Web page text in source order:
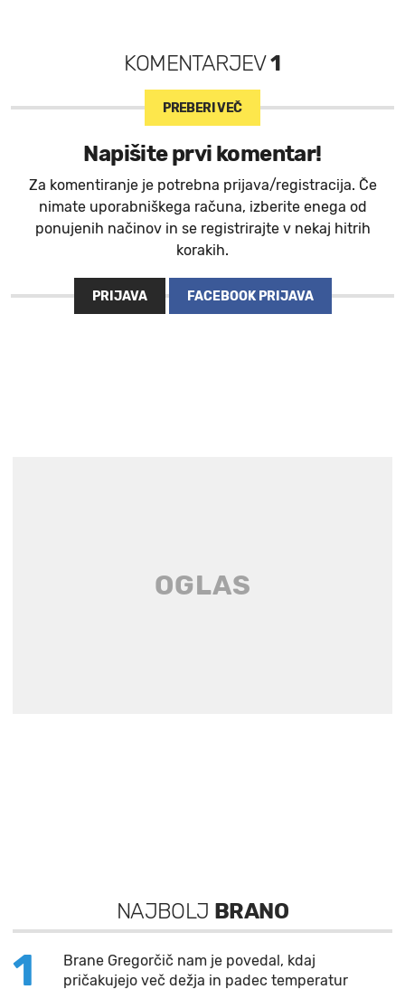
KOMENTARJEV1
PREBERI VEČ
Napišite prvi komentar!
Za komentiranje je potrebna prijava/registracija. Če
nimate uporabniškega računa, izberite enega od
ponujenih načinov in se registrirajte v nekaj hitrih
korakih.
PRIJAVA FACEBOOK PRIJAVA
NAJBOLJ BRANO
1
Brane Gregorčič nam je povedal, kdaj
pričakujejo več dežja in padec temperatur